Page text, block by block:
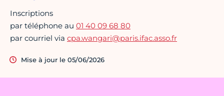
Inscriptions
par téléphone au 01 40 09 68 80
par courriel via cpa.wangari@paris.ifac.asso.fr
Mise à jour le 05/06/2026